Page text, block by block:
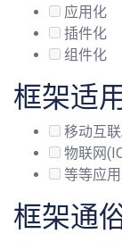
应用化
插件化
组件化
框架适
移动互
物联网
等等应用
框架通